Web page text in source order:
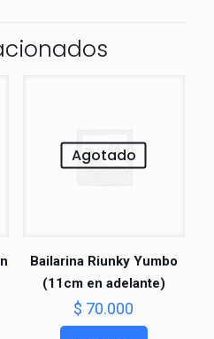
Agotado
Bailarina Riunky Yumbo
(11cm en adelante)
$ 70.000